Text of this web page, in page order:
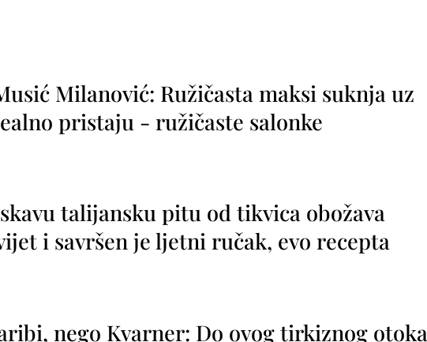
Milanović: Ružičasta maksi suknja uz
pristaju - ružičaste salonke
talijansku pitu od tikvica obožava
i savršen je ljetni ručak, evo recepta
nego Kvarner: Do ovog tirkiznog otoka